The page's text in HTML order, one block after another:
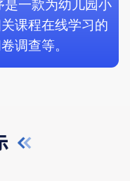
一款为幼儿园小
课程在线学习的
调查等。